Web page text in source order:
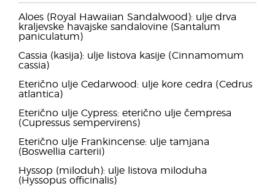
Aloes (Royal Hawaiian Sandalwood): ulje drva
kraljevske havajske sandalovine (Santalum
paniculatum)
Cassia (kasija): ulje listova kasije (Cinnamomum
cassia)
Eterično ulje Cedarwood: ulje kore cedra (Cedrus
atlantica)
Eterično ulje Cypress: eterično ulje čempresa
(Cupressus sempervirens)
Eterično ulje Frankincense: ulje tamjana
(Boswellia carterii)
Hyssop (miloduh): ulje listova miloduha
(Hyssopus officinalis)